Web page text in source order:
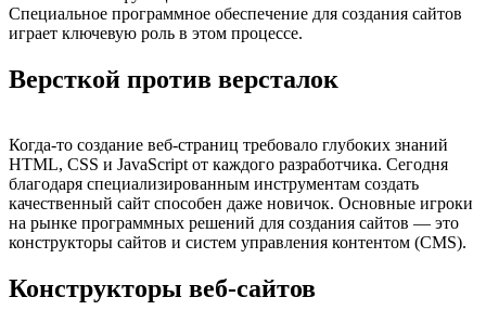
Специальное программное обеспечение для создания сайтов
играет ключевую роль в этом процессе.
Версткой против версталок
Когда-то создание веб-страниц требовало глубоких знаний
HTML, CSS и JavaScript от каждого разработчика. Сегодня
благодаря специализированным инструментам создать
качественный сайт способен даже новичок. Основные игроки
на рынке программных решений для создания сайтов — это
конструкторы сайтов и систем управления контентом (CMS).
Конструкторы веб-сайтов